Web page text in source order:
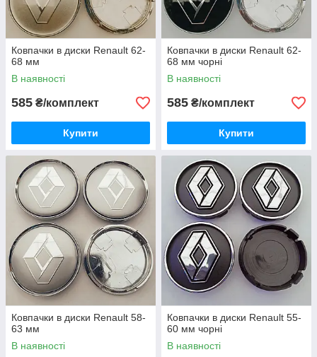
Ковпачки в диски Renault 62-
68 мм
В наявності
585 ₴/комплект
Купити
Ковпачки в диски Renault 62-
68 мм чорні
В наявності
585 ₴/комплект
Купити
Ковпачки в диски Renault 58-
63 мм
В наявності
Ковпачки в диски Renault 55-
60 мм чорні
В наявності